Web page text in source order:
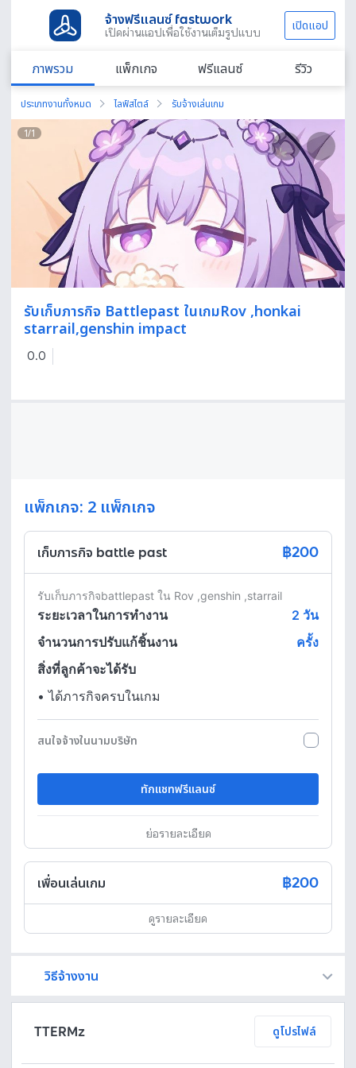
จ้างฟรีแลนซ์ fastwork
เปิดผ่านแอปเพื่อใช้งานเต็มรูปแบบ เปิดแอป
ภาพรวม แพ็กเกจ ฟรีแลนซ์ รีวิว
ประเภทงานทั้งหมด ไลฟ์สไตล์ รับจ้างเล่นเกม
1/1
รับเก็บภารกิจ Battlepast ในเกมRov ,honkai
starrail,genshin impact
0.0
แพ็กเกจ: 2 แพ็กเกจ
เก็บภารกิจ battle past ฿200
รับเก็บภารกิจbattlepast ใน Rov ,genshin ,starrail
ระยะเวลาในการทำงาน 2 วัน
จำนวนการปรับแก้ชิ้นงาน
ครั้ง
สิ่งที่ลูกค้าจะได้รับ
•ได้ภารกิจครบในเกม
สนใจจ้างในนามบริษัท
ทักแชทฟรีแลนซ์
ย่อรายละเอียด
เพื่อนเล่นเกม ฿200
ดูรายละเอียด
วิธีจ้างงาน
TTERMz ดูโปรไฟล์